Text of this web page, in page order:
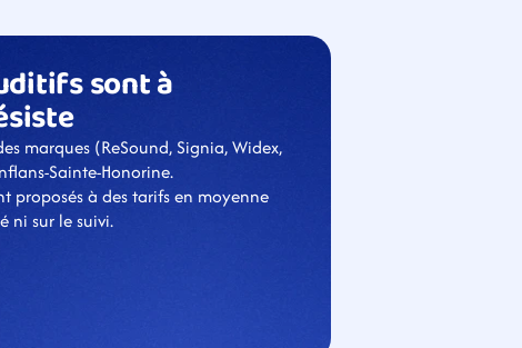
sont à
marques (ReSound, Signia, Widex,
Sainte-Honorine.
proposés à des tarifs en moyenne
ni sur le suivi.